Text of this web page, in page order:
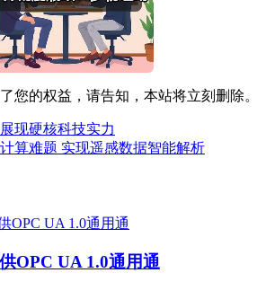
您的权益，请告知，本站将立刻删除。
现硬核科技实力
算难题 实现遥感数据智能解析
OPC UA 1.0通用通